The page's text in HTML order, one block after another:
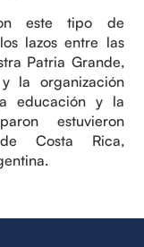
este tipo de
lazos entre las
Patria Grande,
la organización
educación y la
estuvieron
Costa Rica,